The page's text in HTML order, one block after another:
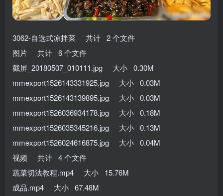
3062-自选式凉拌菜 共计 2 个文件
图片 共计 6 个文件
截屏_20180507_010111.jpg 大小 0.30M
mmexport1526143331925.jpg 大小 0.03M
mmexport1526143139895.jpg 大小 0.03M
mmexport1526036934178.jpg 大小 0.18M
mmexport1526035345216.jpg 大小 0.13M
mmexport1526024616875.jpg 大小 0.04M
视频 共计 4 个文件
蔬菜切法教程.mp4 大小 15.76M
成品.mp4 大小 67.48M